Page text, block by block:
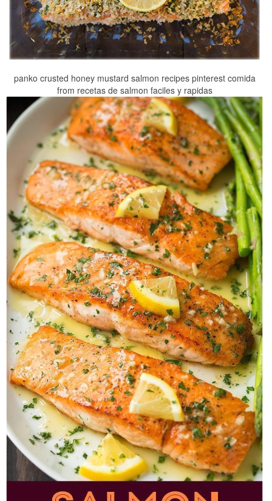
panko crusted honey mustard salmon recipes pinterest comida
from recetas de salmon faciles y rapidas